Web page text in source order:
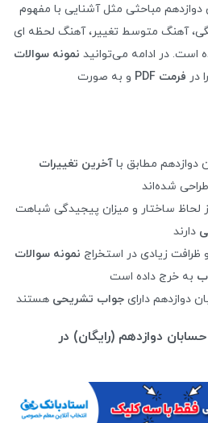
دوازدهم مباحثی مثل آشنایی با مفهوم
آهنگ متوسط تغییر، آهنگ لحظه ای
در ادامه می‌توانید نمونه سوالات
را در فرمت PDF
و به صورت
آخرین تغییرات
طراحی شده‌اند
لحاظ ساختار و میزان پیجیدگی شباهت
دارند
و ظرافت زیادی در استخراج نمونه سوالات
به خرج داده است
دوازدهم دارای جواب تشریحی هستند
دوازدهم (رایگان) در